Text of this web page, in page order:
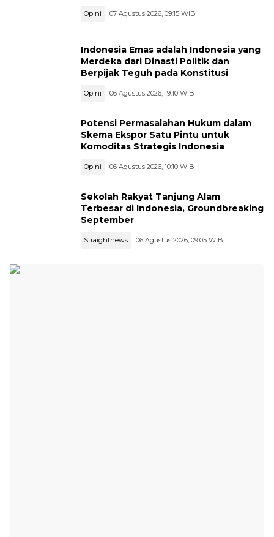
Opini 07 Agustus 2026, 09:15 WIB
Indonesia Emas adalah Indonesia yang
Merdeka dari Dinasti Politik dan
Berpijak Teguh pada Konstitusi
Opini 06 Agustus 2026, 19:10 WIB
Potensi Permasalahan Hukum dalam
Skema Ekspor Satu Pintu untuk
Komoditas Strategis Indonesia
Opini 06 Agustus 2026, 10:10 WIB
Sekolah Rakyat Tanjung Alam
Terbesar di Indonesia, Groundbreaking
September
Straightnews 06 Agustus 2026, 09:05 WIB